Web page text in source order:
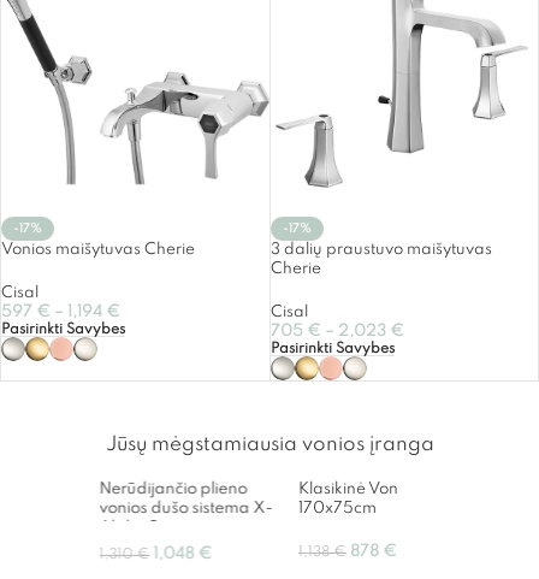
-17%
Vonios maišytuvas Cherie
Cisal
597 € – 1,194 €
Pasirinkti Savybes
-17%
3 dalių praustuvo maišytuvas
Cherie
Cisal
705 € – 2,023 €
Pasirinkti Savybes
Jūsų mėgstamiausia vonios įranga
Nerūdijančio plieno
vonios dušo sistema X-
1,310€ 1,048 €
Klasikinė Vonia Windsor
170x75cm
1,138€ 878 €